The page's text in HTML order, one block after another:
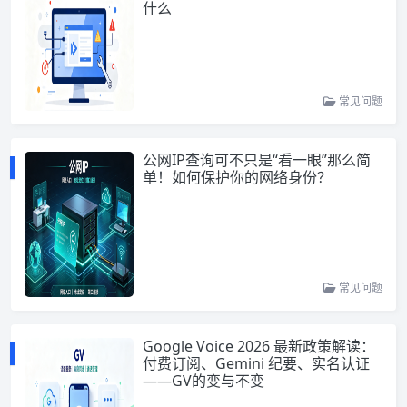
什么
常见问题
公网IP查询可不只是“看一眼”那么简
单！如何保护你的网络身份？
常见问题
Google Voice 2026 最新政策解读：
付费订阅、Gemini 纪要、实名认证
——GV的变与不变